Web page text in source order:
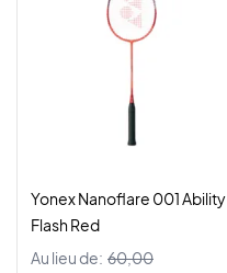
Yonex Nanoflare 001 Ability
Flash Red
Au lieu de: 60,00